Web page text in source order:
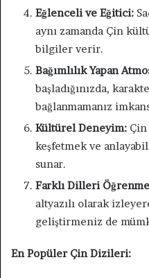
Eğlenceli ve Eğitici:
aynı zamanda Çin
bilgiler verir.
Bağımlılık Yapan
başladığınızda,
bağlanmamanız
Kültürel Deneyim:
keşfetmek ve
sunar.
Farklı Dilleri Öğrenme
altyazılı olarak
geliştirmeniz de
En Popüler Çin Dizileri: